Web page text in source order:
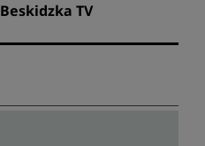
Beskidzka TV